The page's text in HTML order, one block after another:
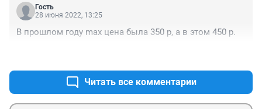
Гость
28 июня 2022, 13:25
В прошлом году max цена была 350 р, а в этом 450 р.
Читать все комментарии